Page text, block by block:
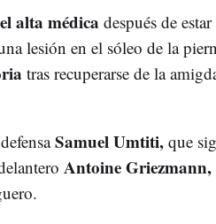
alta médica después de
lesión en el sóleo de la
tras recuperarse de la
Samuel Umtiti,que
Antoine Griezmann,